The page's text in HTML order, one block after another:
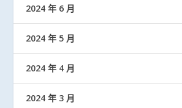
2024 年 6 月
2024 年 5 月
2024 年 4 月
2024 年 3 月